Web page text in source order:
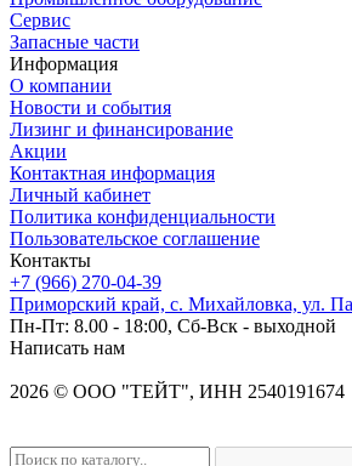
Сервис
Запасные части
Информация
О компании
Новости и события
Лизинг и финансирование
Акции
Контактная информация
Личный кабинет
Политика конфиденциальности
Пользовательское соглашение
Контакты
+7 (966) 270-04-39
Приморский край, с. Михайловка, ул.
Пн-Пт: 8.00 - 18:00, Сб-Вск - выходной
Написать нам
2026 © OOO "ТЕЙТ", ИНН 2540191674